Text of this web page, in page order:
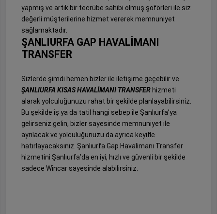
yapmış ve artık bir tecrübe sahibi olmuş şoförleri ile siz
değerli müşterilerine hizmet vererek memnuniyet
sağlamaktadır.
ŞANLIURFA GAP HAVALİMANI
TRANSFER
Sizlerde şimdi hemen bizler ile iletişime geçebilir ve
ŞANLIURFA KISAS HAVALİMANI TRANSFER hizmeti
alarak yolculuğunuzu rahat bir şekilde planlayabilirsiniz.
Bu şekilde iş ya da tatil hangi sebep ile Şanlıurfa’ya
gelirseniz gelin, bizler sayesinde memnuniyet ile
ayrılacak ve yolculuğunuzu da ayrıca keyifle
hatırlayacaksınız. Şanlıurfa Gap Havalimanı Transfer
hizmetini Şanlıurfa’da en iyi, hızlı ve güvenli bir şekilde
sadece Wincar sayesinde alabilirsiniz.